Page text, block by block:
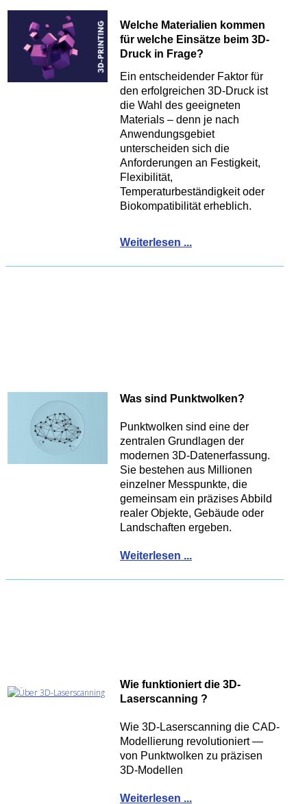
Welche Materialien kommen
für welche Einsätze beim 3D-
Druck in Frage?
Ein entscheidender Faktor für
den erfolgreichen 3D-Druck ist
die Wahl des geeigneten
Materials – denn je nach
Anwendungsgebiet
unterscheiden sich die
Anforderungen an Festigkeit,
Flexibilität,
Temperaturbeständigkeit oder
Biokompatibilität erheblich.
Weiterlesen ...
Was sind Punktwolken?
Punktwolken sind eine der
zentralen Grundlagen der
modernen 3D-Datenerfassung.
Sie bestehen aus Millionen
einzelner Messpunkte, die
gemeinsam ein präzises Abbild
realer Objekte, Gebäude oder
Landschaften ergeben.
Weiterlesen ...
Wie funktioniert die 3D-
Laserscanning ?
Wie 3D-Laserscanning die CAD-
Modellierung revolutioniert —
von Punktwolken zu präzisen
3D-Modellen
Weiterlesen ...